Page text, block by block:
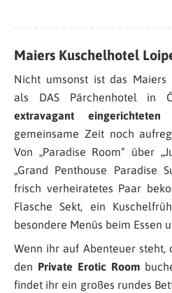
Maiers Kuschelhotel
Nicht umsonst ist das Maiers
als DAS Pärchenhotel in
extravagant eingerichteten
gemeinsame Zeit noch
Von „Paradise Room“ über
„Grand Penthouse Paradise
frisch verheiratetes Paar
Flasche Sekt, ein
besondere Menüs beim Essen
Wenn ihr auf Abenteuer steht,
den Private Erotic Room
findet ihr ein großes rundes